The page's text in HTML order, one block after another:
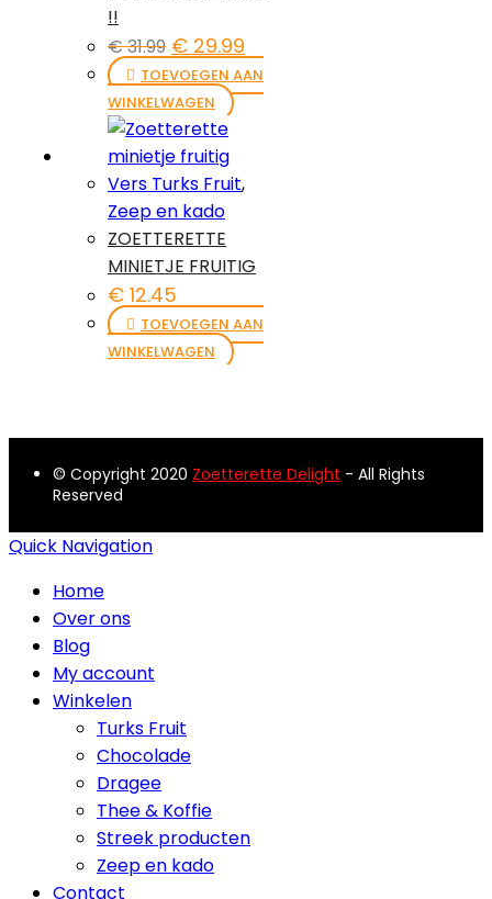
!!
€31.99 Oorspronkelijke
prijs
was:
€ 31.99.
€ 29.99
prijs
is:
TOEVOEGEN AAN
WINKELWAGEN
Vers Turks Fruit,
Zeep en kado
ZOETTERETTE
MINIETJE FRUITIG
€ 12.45
TOEVOEGEN AAN
WINKELWAGEN
© Copyright 2020 Zoetterette Delight - All Rights
Reserved
Quick Navigation
Home
Over ons
Blog
My account
Winkelen
Turks Fruit
Chocolade
Dragee
Thee & Koffie
Streek producten
Zeep en kado
Contact